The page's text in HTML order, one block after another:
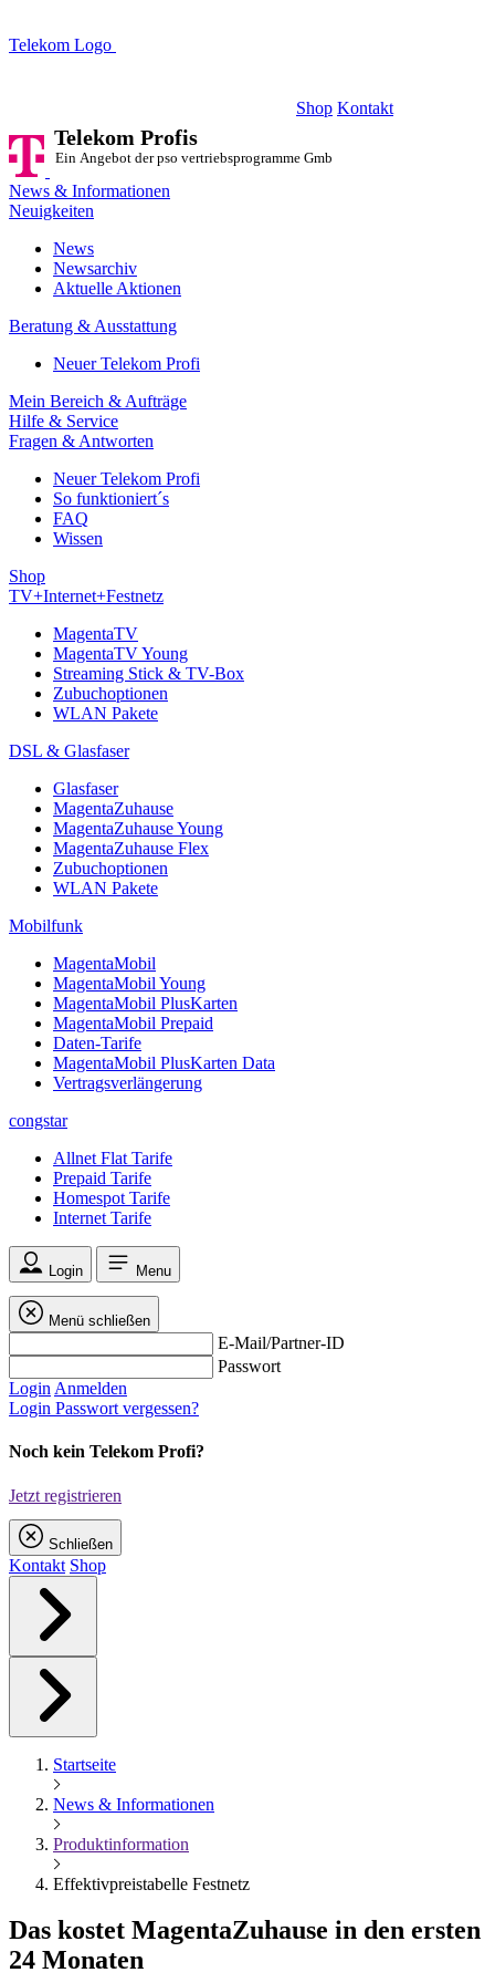
Telekom Logo
Shop Kontakt
Telekom Profis
Ein Angebot der pso vertriebsprogramme GmbH
News & Informationen
Neuigkeiten
News
Newsarchiv
Aktuelle Aktionen
Beratung & Ausstattung
Neuer Telekom Profi
Mein Bereich & Aufträge
Hilfe & Service
Fragen & Antworten
Neuer Telekom Profi
So funktioniert´s
FAQ
Wissen
Shop
TV+Internet+Festnetz
MagentaTV
MagentaTV Young
Streaming Stick & TV-Box
Zubuchoptionen
WLAN Pakete
DSL & Glasfaser
Glasfaser
MagentaZuhause
MagentaZuhause Young
MagentaZuhause Flex
Zubuchoptionen
WLAN Pakete
Mobilfunk
MagentaMobil
MagentaMobil Young
MagentaMobil PlusKarten
MagentaMobil Prepaid
Daten-Tarife
MagentaMobil PlusKarten Data
Vertragsverlängerung
congstar
Allnet Flat Tarife
Prepaid Tarife
Homespot Tarife
Internet Tarife
Login Menu
Menü schließen
E-Mail/Partner-ID
Passwort
Login Anmelden
Login Passwort vergessen?
Noch kein Telekom Profi?
Jetzt registrieren
Schließen
Kontakt Shop
Startseite
News & Informationen
Produktinformation
Effektivpreistabelle Festnetz
Das kostet MagentaZuhause in den ersten
24 Monaten